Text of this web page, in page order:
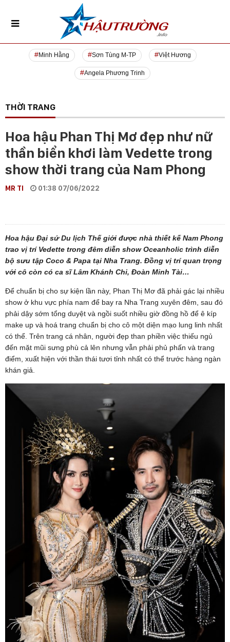
Minh Hằng Sơn Tùng M-TP Việt Hương
Angela Phương Trinh
THỜI TRANG
Hoa hậu Phan Thị Mơ đẹp như nữ
thần biển khơi làm Vedette trong
show thời trang của Nam Phong
MR TI 01:38 07/06/2022
Hoa hậu Đại sứ Du lịch Thế giới được nhà thiết kế Nam Phong
trao vị trí Vedette trong đêm diễn show Oceanholic trình diễn
bộ sưu tập Coco & Papa tại Nha Trang. Đồng vị trí quan trọng
với cô còn có ca sĩ Lâm Khánh Chi, Đoàn Minh Tài…
Để chuẩn bị cho sự kiện lần này, Phan Thị Mơ đã phải gác lại nhiều
show ở khu vực phía nam để bay ra Nha Trang xuyên đêm, sau đó
phải dậy sớm tổng duyệt và ngồi suốt nhiều giờ đồng hồ để ê kíp
make up và hoá trang chuẩn bị cho cô một diện mạo lung linh nhất
có thể. Trên trang cá nhân, người đẹp than phiền việc thiếu ngủ
đến mặt mũi sưng phù cả lên nhưng vẫn phải phủ phấn và trang
điểm, xuất hiện với thần thái tươi tỉnh nhất có thể trước hàng ngàn
khán giả.